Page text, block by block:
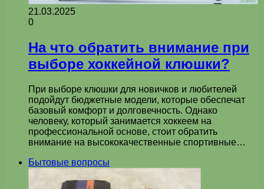
21.03.2025
0
На что обратить внимание при
выборе хоккейной клюшки?
При выборе клюшки для новичков и любителей
подойдут бюджетные модели, которые обеспечат
базовый комфорт и долговечность. Однако
человеку, который занимается хоккеем на
профессиональной основе, стоит обратить
внимание на высококачественные спортивные…
Бытовые вопросы